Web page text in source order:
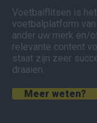
Voetbalflitsen is
voetbalplatform
ander uw merk en/
relevante content
staat zijn zeer
draaien.
Meer weten?